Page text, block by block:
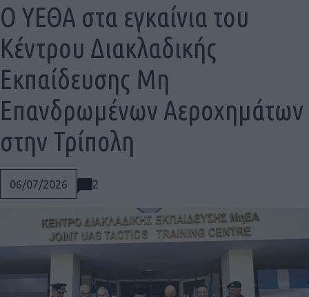
06/07/2026 2
Ο ΥΕΘΑ στα εγκαίνια του
Κέντρου Διακλαδικής
Εκπαίδευσης Μη
Επανδρωμένων Αεροχημάτων
στην Τρίπολη